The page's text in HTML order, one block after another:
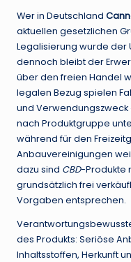
Wer in Deutschland
aktuellen gesetzlichen
Legalisierung wurde der
dennoch bleibt der
über den freien Handel
legalen Bezug spielen
und Verwendungszweck
nach Produktgruppe
während für den
Anbauvereinigungen
dazu sind CBD-Produkte
grundsätzlich frei
Vorgaben entsprechen.
des Produkts: Seriöse
Inhaltsstoffen, Herkunft